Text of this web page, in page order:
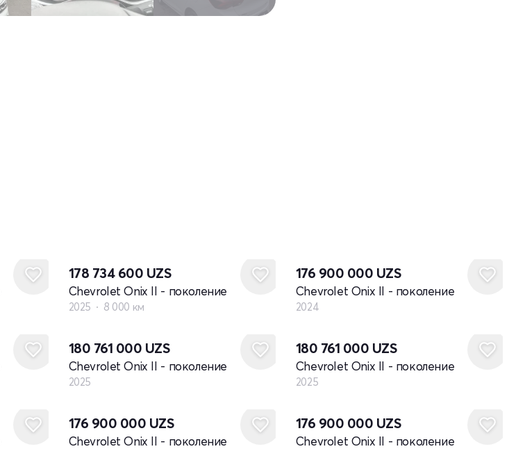
178 734 600 UZS
Chevrolet Onix II - поколение
2025 8 000 км
176 900 000 UZS
Chevrolet Onix II - поколение
2024
180 761 000 UZS
Chevrolet Onix II - поколение
2025
180 761 000 UZS
Chevrolet Onix II - поколение
2025
176 900 000 UZS
Chevrolet Onix II - поколение
176 900 000 UZS
Chevrolet Onix II - поколение